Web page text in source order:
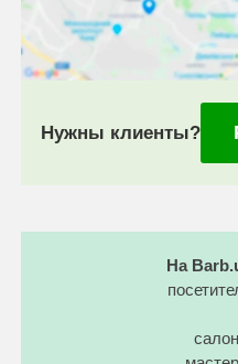
Нужны клиенты?
На